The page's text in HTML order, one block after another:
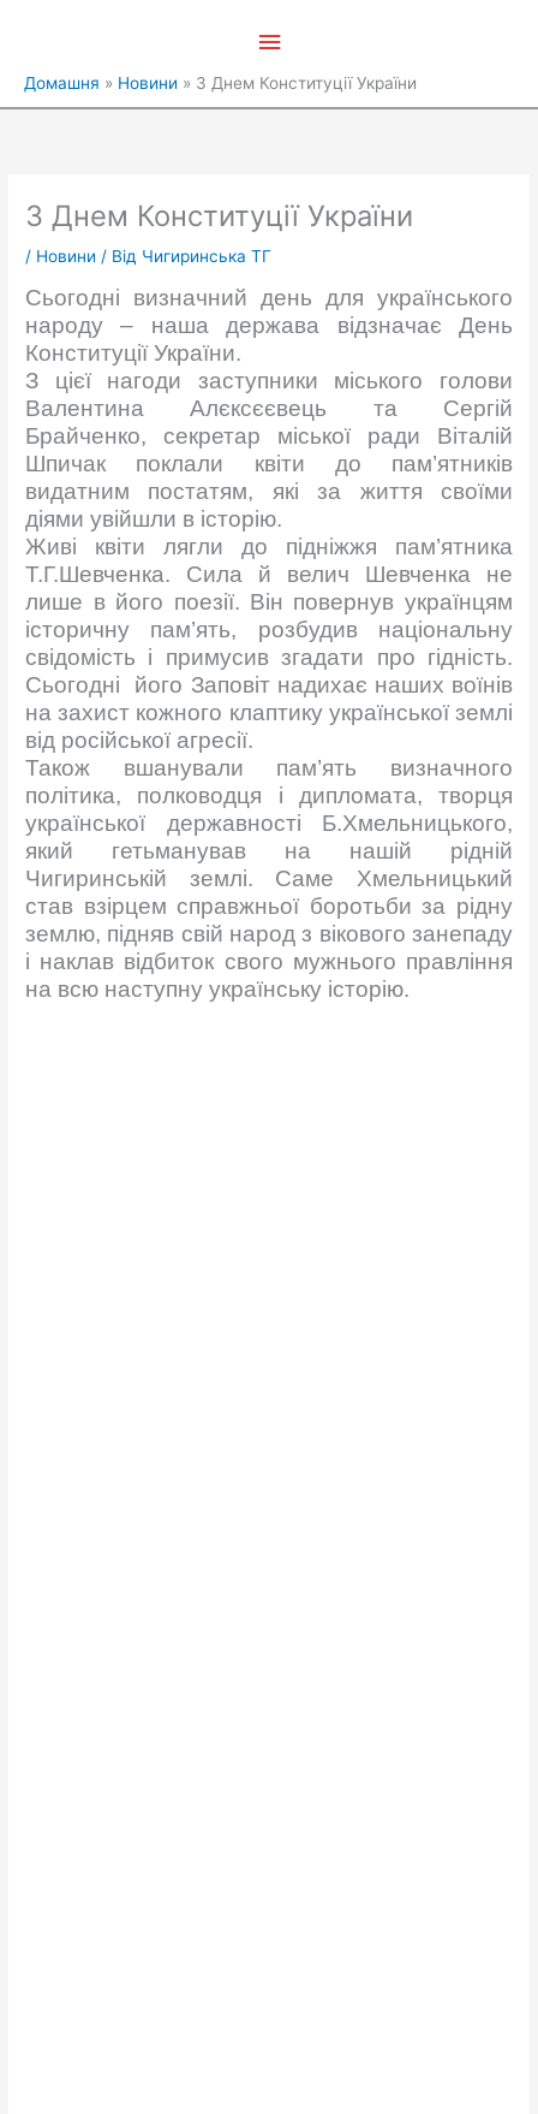
меню
Домашня Новини З Днем Конституції України
З Днем Конституції України
/ Новини / Від Чигиринська ТГ
Сьогодні визначний день для українського
народу – наша держава відзначає День
Конституції України.
З цієї нагоди заступники міського голови
Валентина Алєксєєвець та Сергій
Брайченко, секретар міської ради Віталій
Шпичак поклали квіти до пам’ятників
видатним постатям, які за життя своїми
діями увійшли в історію.
Живі квіти лягли до підніжжя пам’ятника
Т.Г.Шевченка. Сила й велич Шевченка не
лише в його поезії. Він повернув українцям
історичну пам’ять, розбудив національну
свідомість і примусив згадати про гідність.
Сьогодні його Заповіт надихає наших воїнів
на захист кожного клаптику української землі
від російської агресії.
Також вшанували пам’ять визначного
політика, полководця і дипломата, творця
української державності Б.Хмельницького,
який гетьманував на нашій рідній
Чигиринській землі. Саме Хмельницький
став взірцем справжньої боротьби за рідну
землю, підняв свій народ з вікового занепаду
і наклав відбиток свого мужнього правління
на всю наступну українську історію.